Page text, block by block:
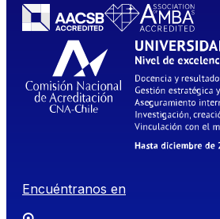
Encuéntranos en